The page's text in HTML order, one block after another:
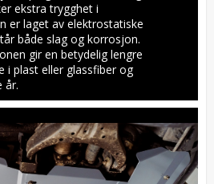
ekstra trygghet i
er laget av elektrostatiske
både slag og korrosjon.
gir en betydelig lengre
i plast eller glassfiber og
år.